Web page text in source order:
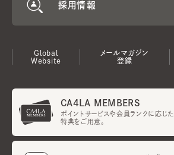
採用情報
Global
Website
メールマガジン
登録
CA4LA MEMBERS
ポイントサービスや会員ランクに応じた
特典をご用意。